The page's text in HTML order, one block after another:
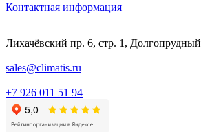
Контактная информация
Лихачёвский пр. 6, стр. 1, Долгопрудный
sales@climatis.ru
+7 926 011 51 94